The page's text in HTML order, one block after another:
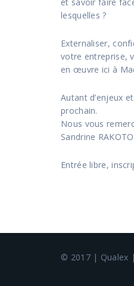
lesquelles ?
Externaliser,
votre entreprise,
en œuvre ici à
Autant d’enjeux
prochain.
Nous vous
Sandrine
Entrée libre,
© 2017 | Qualex